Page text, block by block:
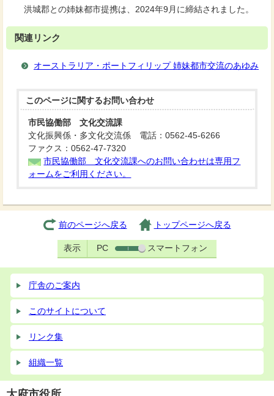
洪城郡との姉妹都市提携は、2024年9月に締結されました。
関連リンク
オーストラリア・ポートフィリップ 姉妹都市交流のあゆみ
このページに関するお問い合わせ
市民協働部 文化交流課
文化振興係・多文化交流係 電話：0562-45-6266
ファクス：0562-47-7320
市民協働部 文化交流課へのお問い合わせは専用フ
ォームをご利用ください。
前のページへ戻る トップページへ戻る
表示 PC スマートフォン
庁舎のご案内
このサイトについて
リンク集
組織一覧